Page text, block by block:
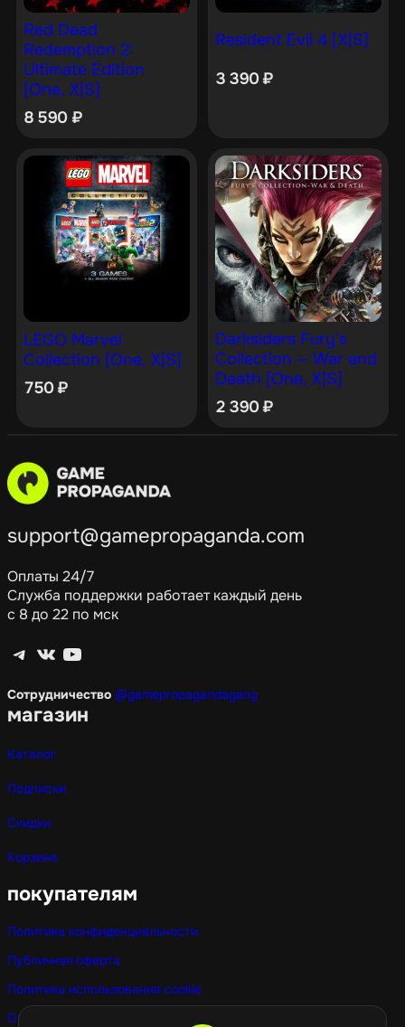
Red Dead
Redemption 2:
Ultimate Edition
[One, X|S]
8 590 ₽
Resident Evil 4 [X|S]
3 390₽
LEGO Marvel
Collection [One, X|S]
750₽
Darksiders Fury’s
Collection — War and
Death [One, X|S]
2 390₽
support@gamepropaganda.com
Оплаты 24/7
Служба поддержки работает каждый день
с 8 до 22 по мск
Telegram ВКонтакте YouTube
Сотрудничество @gamepropagandagang
магазин
Каталог
Подписки
Скидки
Корзина
покупателям
Политика конфиденциальности
Публичная оферта
Политика использования cookie
Оптовые покупки